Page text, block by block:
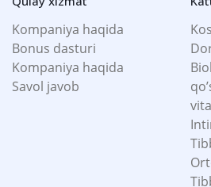
Kompaniya haqida
Bonus dasturi
Kompaniya haqida
Savol javob